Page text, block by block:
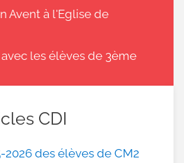
Avent à l'Eglise de
les élèves de 3ème
CDI
des élèves de CM2